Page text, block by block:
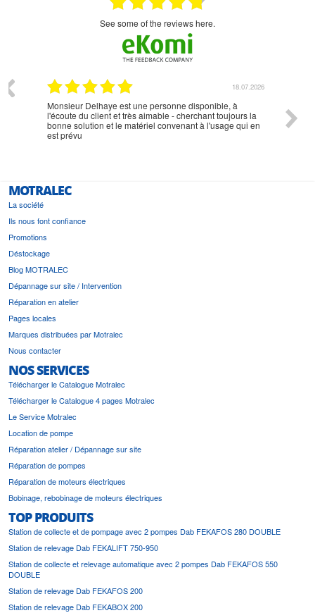
see some of the reviews here.
18.07.2026
Monsieur Delhaye est une personne disponible, à
l'écoute du client et très aimable - cherchant toujours la
bonne solution et le matériel convenant à l'usage qui en
est prévu
MOTRALEC
La société
Ils nous font confiance
Promotions
Déstockage
Blog MOTRALEC
Dépannage sur site / Intervention
Réparation en atelier
Pages locales
Marques distribuées par Motralec
Nous contacter
NOS SERVICES
Télécharger le Catalogue Motralec
Télécharger le Catalogue 4 pages Motralec
Le Service Motralec
Location de pompe
Réparation atelier / Dépannage sur site
Réparation de pompes
Réparation de moteurs électriques
Bobinage, rebobinage de moteurs électriques
TOP PRODUITS
Station de collecte et de pompage avec 2 pompes Dab FEKAFOS 280 DOUBLE
Station de relevage Dab FEKALIFT 750-950
Station de collecte et relevage automatique avec 2 pompes Dab FEKAFOS 550
DOUBLE
Station de relevage Dab FEKAFOS 200
Station de relevage Dab FEKABOX 200